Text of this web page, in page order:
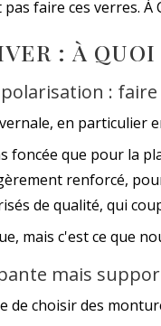
faire ces verres.
: À
:
en particulier
foncée que pour la
renforcé,
de qualité, qui
mais c'est ce que
mais
de choisir des